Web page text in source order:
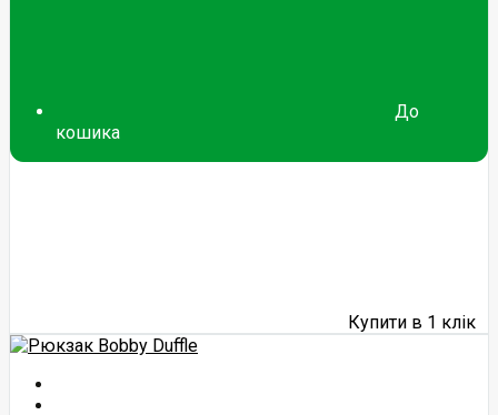
До
кошика
Купити в 1 клік